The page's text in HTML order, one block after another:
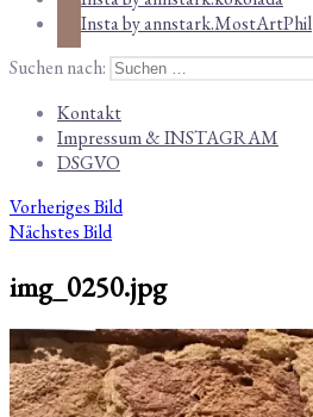
Insta by annstark.MostArtPhil
Suchen nach:
Kontakt
Impressum & INSTAGRAM
DSGVO
Vorheriges Bild
Nächstes Bild
img_0250.jpg